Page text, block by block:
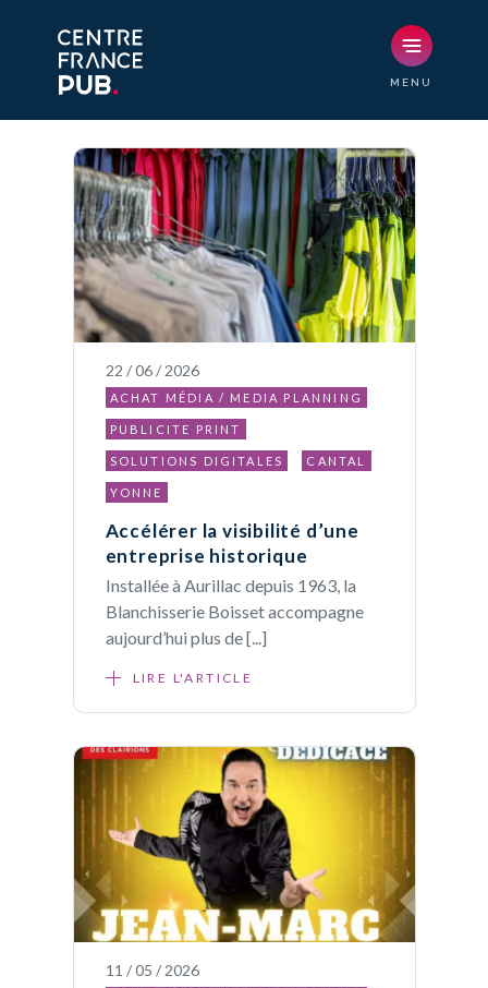
22 / 06 / 2026
ACHAT MÉDIA / MEDIA PLANNING
PUBLICITE PRINT
SOLUTIONS DIGITALES CANTAL
YONNE
Accélérer la visibilité d’une
entreprise historique
Installée à Aurillac depuis 1963, la
Blanchisserie Boisset accompagne
aujourd’hui plus de [...]
LIRE L'ARTICLE
11 / 05 / 2026